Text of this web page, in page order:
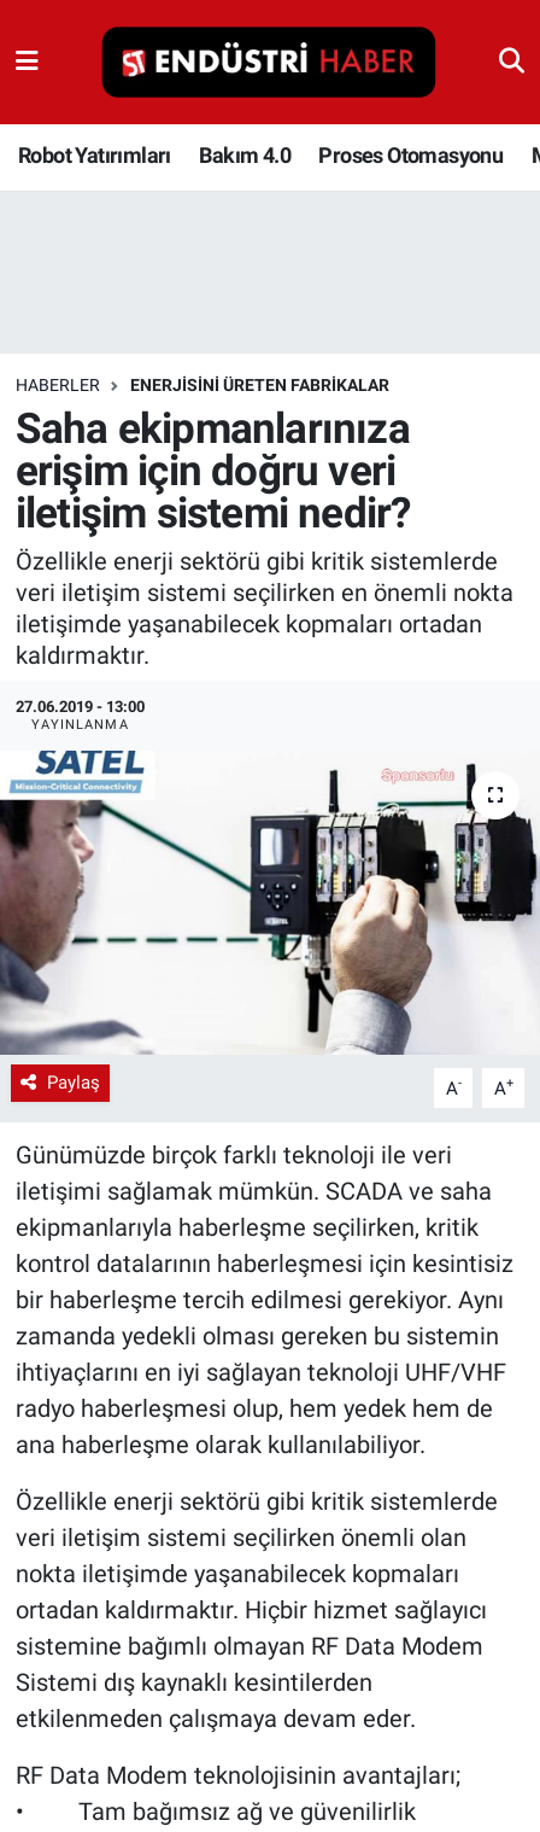
Robot Yatırımları Bakım 4.0 Proses Otomasyonu
HABERLER ENERJISINI ÜRETEN FABRIKALAR
Saha ekipmanlarınıza
erişim için doğru veri
iletişim sistemi nedir?
Özellikle enerji sektörü gibi kritik sistemlerde
veri iletişim sistemi seçilirken en önemli nokta
iletişimde yaşanabilecek kopmaları ortadan
kaldırmaktır.
27.06.2019 - 13:00
YAYINLANMA
Paylaş A- A+
Günümüzde birçok farklı teknoloji ile veri
iletişimi sağlamak mümkün. SCADA ve saha
ekipmanlarıyla haberleşme seçilirken, kritik
kontrol datalarının haberleşmesi için kesintisiz
bir haberleşme tercih edilmesi gerekiyor. Aynı
zamanda yedekli olması gereken bu sistemin
ihtiyaçlarını en iyi sağlayan teknoloji UHF/VHF
radyo haberleşmesi olup, hem yedek hem de
ana haberleşme olarak kullanılabiliyor.
Özellikle enerji sektörü gibi kritik sistemlerde
veri iletişim sistemi seçilirken önemli olan
nokta iletişimde yaşanabilecek kopmaları
ortadan kaldırmaktır. Hiçbir hizmet sağlayıcı
sistemine bağımlı olmayan RF Data Modem
Sistemi dış kaynaklı kesintilerden
etkilenmeden çalışmaya devam eder.
RF Data Modem teknolojisinin avantajları;
• Tam bağımsız ağ ve güvenilirlik
Robot Yatırımları
Bakım 4.0
Depolama Çözümleri
İnşaat ve Malzeme
HaberOrtak
EndüstriST
Enerjisini Üreten Fabrikalar
Endüstri 4.0 Uygulamaları
Ağır Sanayi Çözümleri